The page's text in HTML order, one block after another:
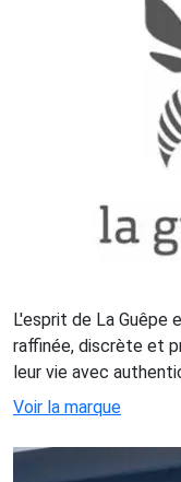
L'esprit de La Guêpe
raffinée, discrète et
leur vie avec
Voir la marque